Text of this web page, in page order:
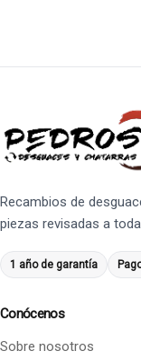
Recambios de
piezas revisadas a
1 año de garantía
Conócenos
Sobre nosotros